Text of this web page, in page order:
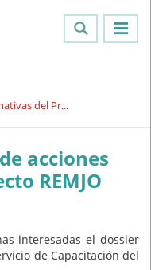
del Pr...
acciones
REMJO
interesadas el dossier
de Capacitación del